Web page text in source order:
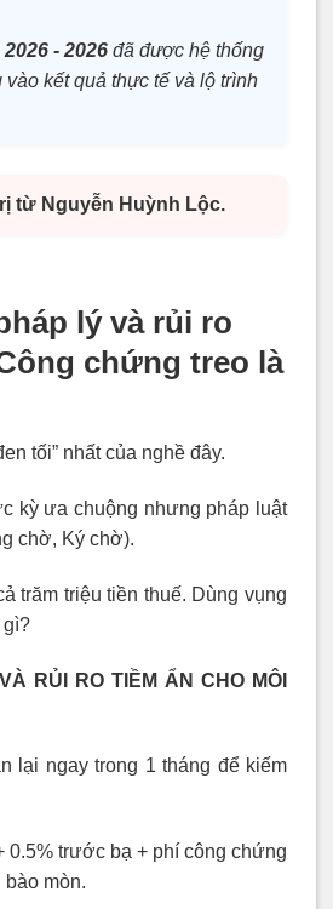
- 2026 đã được hệ thống
kết quả thực tế và lộ trình
từ Nguyễn Huỳnh Lộc.
lý và rủi ro
chứng treo là
tối” nhất của nghề đây.
kỳ ưa chuộng nhưng pháp luật
chờ, Ký chờ).
trăm triệu tiền thuế. Dùng vụng
gì?
RỦI RO TIỀM ẨN CHO MÔI
lại ngay trong 1 tháng để kiếm
0.5% trước bạ + phí công chứng
mòn.